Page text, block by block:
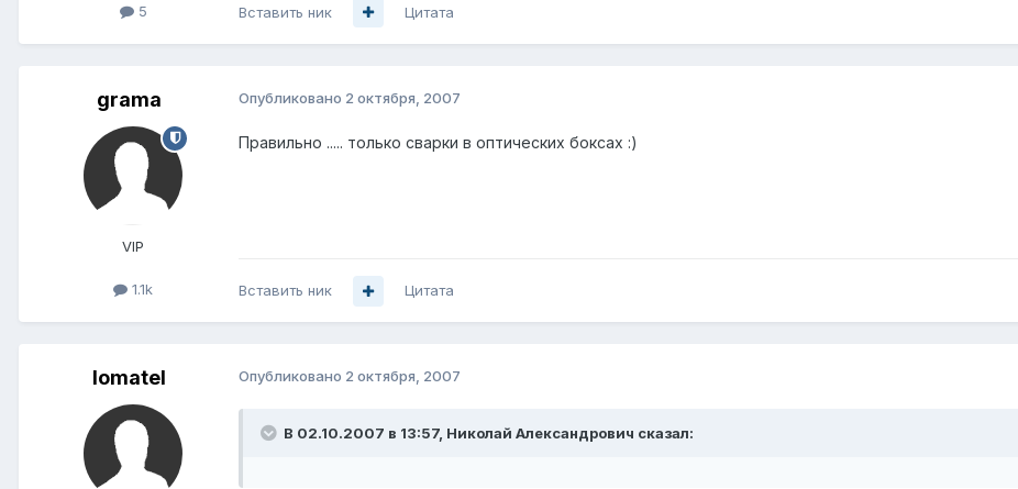
5 Вставить ник Цитата
grama
VIP
1.1k
Опубликовано 2 октября, 2007
Правильно ..... только сварки в оптических боксах :)
Вставить ник Цитата
lomatel Опубликовано 2 октября, 2007
В 02.10.2007 в 13:57, Николай Александрович сказал: